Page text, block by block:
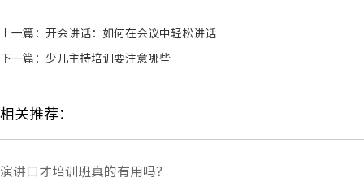
上一篇： 开会讲话：如何在会议中轻松讲话
下一篇： 少儿主持培训要注意哪些
相关推荐：
演讲口才培训班真的有用吗？